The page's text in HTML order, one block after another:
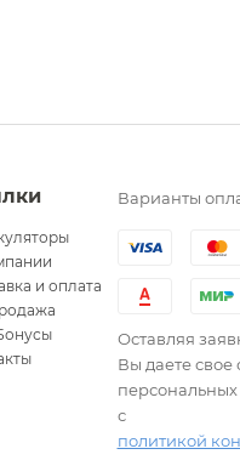
и оплата
Варианты
Оставляя
Вы даете свое
с
политикой